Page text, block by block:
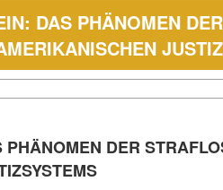
DAS PHÄNOMEN
DER